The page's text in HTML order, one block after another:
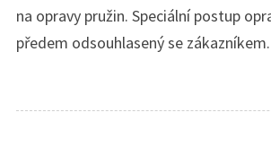
na opravy pružin. Speciální postup
předem odsouhlasený se zákazníkem.